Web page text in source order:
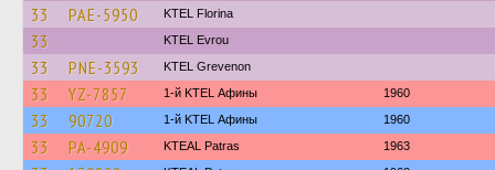
33 PAE-5950 KTEL Florina
33 KTEL Evrou
33 PNE-3593 ΚΤΕL Grevenon
33 YZ-7857 1-й KTEL Афины 1960
33 90720 1-й KTEL Афины 1960
33 PA-4909 KTEAL Patras 1963